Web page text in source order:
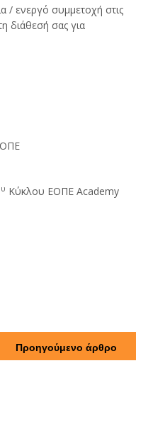
/ ενεργό συμμετοχή στις
διάθεσή σας για
Κύκλου ΕΟΠΕ Academy
Προηγούμενο άρθρο